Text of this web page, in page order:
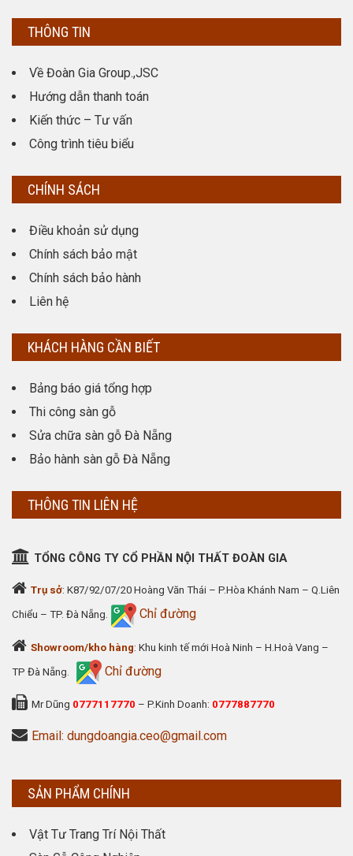
THÔNG TIN
Về Đoàn Gia Group.,JSC
Hướng dẫn thanh toán
Kiến thức – Tư vấn
Công trình tiêu biểu
CHÍNH SÁCH
Điều khoản sử dụng
Chính sách bảo mật
Chính sách bảo hành
Liên hệ
KHÁCH HÀNG CẦN BIẾT
Bảng báo giá tổng hợp
Thi công sàn gỗ
Sửa chữa sàn gỗ Đà Nẵng
Bảo hành sàn gỗ Đà Nẵng
THÔNG TIN LIÊN HỆ
TỔNG CÔNG TY CỔ PHẦN NỘI THẤT ĐOÀN GIA
Trụ sở: K87/92/07/20 Hoàng Văn Thái – P.Hòa Khánh Nam – Q.Liên
Chiểu – TP. Đà Nẵng. Chỉ đường
Showroom/kho hàng: Khu kinh tế mới Hoà Ninh – H.Hoà Vang –
TP Đà Nẵng. Chỉ đường
Mr Dũng 0777117770 – P.Kinh Doanh: 0777887770
Email: dungdoangia.ceo@gmail.com
SẢN PHẨM CHÍNH
Vật Tư Trang Trí Nội Thất